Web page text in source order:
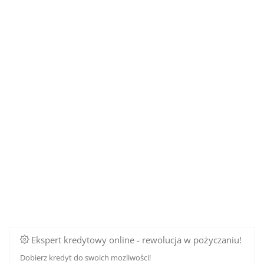
Ekspert kredytowy online - rewolucja w pożyczaniu!
Dobierz kredyt do swoich mozliwości!